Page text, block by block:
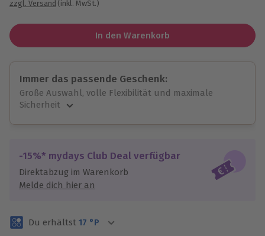
zzgl. Versand (inkl. MwSt.)
In den Warenkorb
Immer das passende Geschenk:
Große Auswahl, volle Flexibilität und maximale
Sicherheit
Jeder Gutschein für alle Erlebnisse einlösbar.
Maximale Sicherheit
3 Jahre gültig & verlängerbar.
-15%* mydays Club Deal verfügbar
Direktabzug im Warenkorb
Melde dich hier an
Du erhältst 17 °P